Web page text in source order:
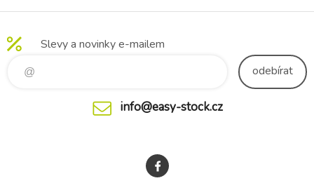
Slevy a novinky e-mailem
odebírat
info@easy-stock.cz